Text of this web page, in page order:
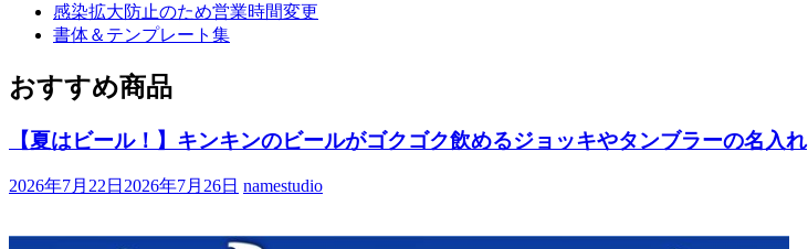
感染拡大防止のため営業時間変更
書体＆テンプレート集
おすすめ商品
【夏はビール！】キンキンのビールがゴクゴク飲めるジョッキやタンブラーの名入れ
2026年7月22日 2026年7月26日 namestudio